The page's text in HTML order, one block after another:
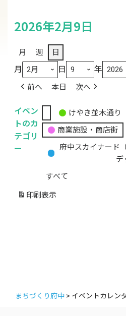
2026年2月9日
月 週 日
月 日 年
前へ 本日 次へ
イベン
トのカ
テゴリ
ー
無
題
カ
ゴ
リ
けやき並木通り
商業施設・商店街
府中スカイナード
デ
すべて
印刷 表示
まちづくり府中 > イベントカレン